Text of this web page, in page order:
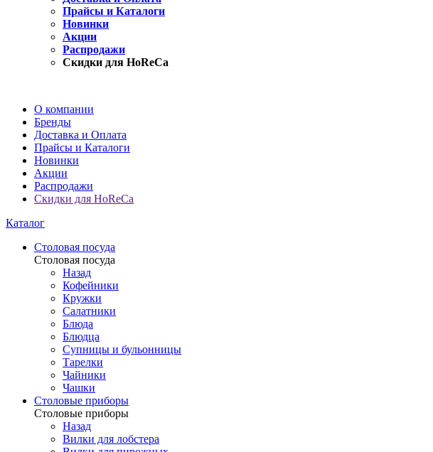
Прайсы и Каталоги
Новинки
Акции
Распродажи
Скидки для HoReCa
О компании
Бренды
Доставка и Оплата
Прайсы и Каталоги
Новинки
Акции
Распродажи
Скидки для HoReCa
Каталог
Столовая посуда
Столовая посуда
Назад
Кофейники
Кружки
Салатники
Блюда
Блюдца
Супницы и бульонницы
Тарелки
Чайники
Чашки
Cтоловые приборы
Cтоловые приборы
Назад
Вилки для лобстера